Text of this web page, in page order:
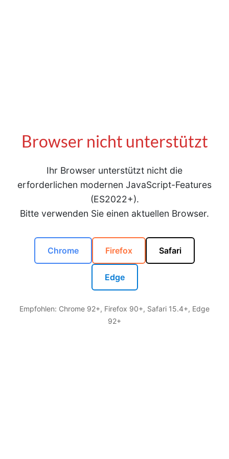
Browser nicht unterstützt
Ihr Browser unterstützt nicht die
erforderlichen modernen JavaScript-Features
(ES2022+).
Bitte verwenden Sie einen aktuellen Browser.
Chrome Firefox Safari
Edge
Empfohlen: Chrome 92+, Firefox 90+, Safari 15.4+, Edge
92+